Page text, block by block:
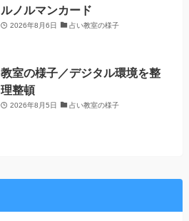
ルノルマンカード
2026年8月6日 占い教室の様子
教室の様子／デジタル環境を整
理整頓
2026年8月5日 占い教室の様子